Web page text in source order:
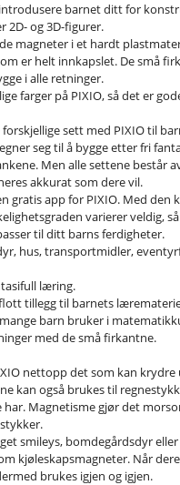
barnet ditt for
2D- og 3D-figurer.
magneter i et hardt
er helt innkapslet. De små
i alle retninger.
farger på PIXIO, så det er
forskjellige sett med PIXIO til
seg til å bygge etter fri
Men alle settene består
akkurat som dere vil.
gratis app for PIXIO. Med den
varierer veldig,
til ditt barns ferdigheter.
hus, transportmidler,
læring.
tillegg til barnets
barn bruker i
med de små firkantne.
nettopp det som kan
kan også brukes til
har. Magnetisme gjør det
smileys, bomdegårdsdyr
kjøleskapsmagneter. Når
brukes igjen og igjen.